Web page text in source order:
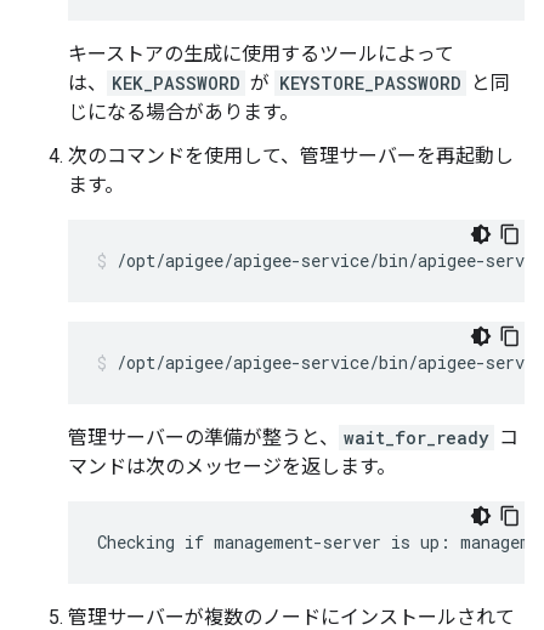
キーストアの生成に使用するツールによって
は、
KEK_PASSWORD が KEYSTORE_PASSWORD
と同
じになる場合があります。
次のコマンドを使用して、管理サーバーを再起動し
ます。
/opt/apigee/apigee-service/bin/apigee-
/opt/apigee/apigee-service/bin/apigee-
管理サーバーの準備が整うと、 wait_for_ready コ
マンドは次のメッセージを返します。
Checking if management-server is up:
管理サーバーが複数のノードにインストールされて